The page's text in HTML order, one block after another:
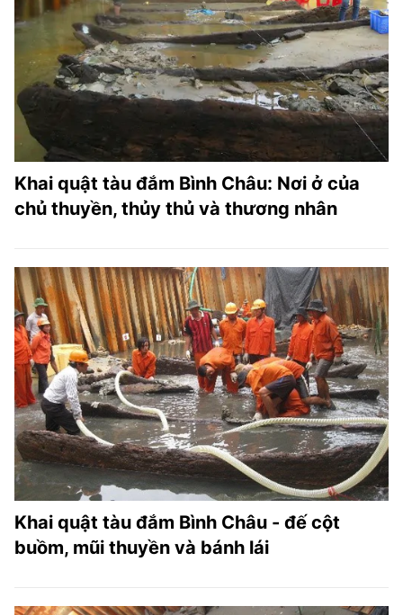
TRA CỨU PHƯỜNG XÃ
CỐNG HIẾN
BÙI XUÂN PHÁI
TIỆN ÍCH
LIÊN HỆ QUẢNG CÁO
Hotline: 0981.119.189
MẠNG XÃ HỘI
Khai quật tàu đắm Bình Châu: Nơi ở của
chủ thuyền, thủy thủ và thương nhân
Khai quật tàu đắm Bình Châu - đế cột
buồm, mũi thuyền và bánh lái